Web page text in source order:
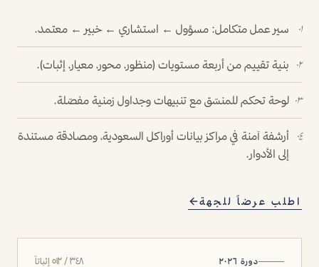
٠١ سير عمل متكامل: مسؤول ← استشاري ← خبير ← معتمد.
٠٢ بنية تقييم من أربعة مستويات (منظور، محور، معيار، إثبات).
٠٣ لوحة تحكم للمنسّق مع تنبيهات وجداول زمنية مفصّلة.
٠٤
أرشفة آمنة في مراكز بيانات أوراكل السعودية، ومصادقة مستندة
إلى الأدوار.
اطلب عرضاً للجهة
دورة ٢٠٢٦ ٣٤٨ / ٥١٢ إثباتاً